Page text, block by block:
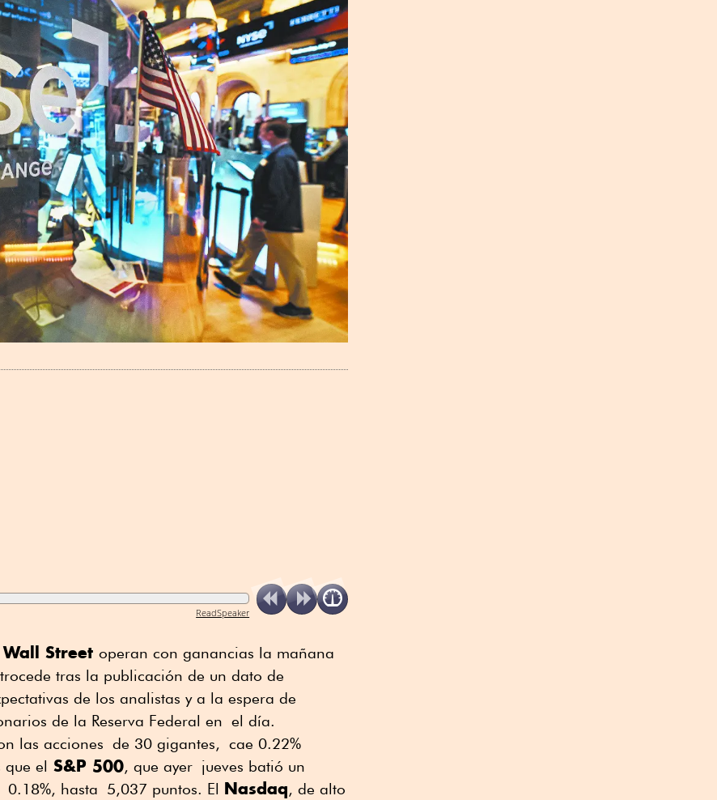
ReadSpeaker
Wall Street operan con ganancias la mañana
tras la publicación de un dato de
de los analistas y a la espera de
de la Reserva Federal en el día.
las acciones de 30 gigantes, cae 0.22%
el S&P 500, que ayer jueves batió un
hasta 5,037 puntos. El Nasdaq, de alto